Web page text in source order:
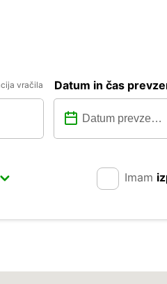
vračila Datum in čas
Imam